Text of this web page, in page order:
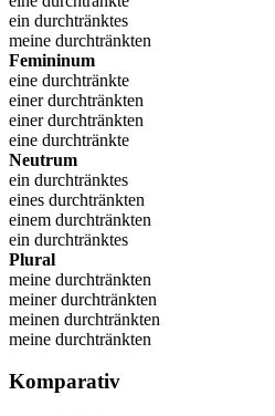
ein durchtränktes
meine durchtränkten
Femininum
eine durchtränkte
einer durchtränkten
einer durchtränkten
eine durchtränkte
Neutrum
ein durchtränktes
eines durchtränkten
einem durchtränkten
ein durchtränktes
Plural
meine durchtränkten
meiner durchtränkten
meinen durchtränkten
meine durchtränkten
Komparativ